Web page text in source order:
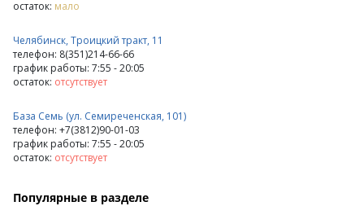
остаток: мало
Челябинск, Троицкий тракт, 11
телефон: 8(351)214-66-66
график работы: 7:55 - 20:05
остаток: отсутствует
База Семь (ул. Семиреченская, 101)
телефон: +7(3812)90-01-03
график работы: 7:55 - 20:05
остаток: отсутствует
Популярные в разделе